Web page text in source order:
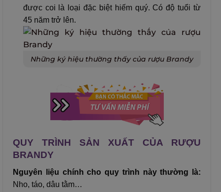
được coi là loại đặc biệt hiếm quý. Có độ tuổi từ
45 năm trở lên.
Những ký hiệu thường thấy của rượu Brandy
QUY TRÌNH SẢN XUẤT CỦA RƯỢU
BRANDY
Nguyên liệu chính cho quy trình này thường là:
Nho, táo, dâu tằm…